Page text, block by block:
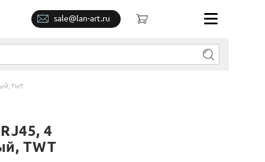
sale@lan-art.ru
TWT
4
TWT